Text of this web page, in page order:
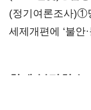
(정기여론조사)①
지지도 '50% 아래
세제개편에 ‘불안
함께 볼만한 뉴